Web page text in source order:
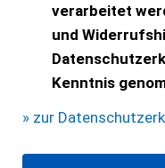
verarbeitet
und
Kenntnis
» zur